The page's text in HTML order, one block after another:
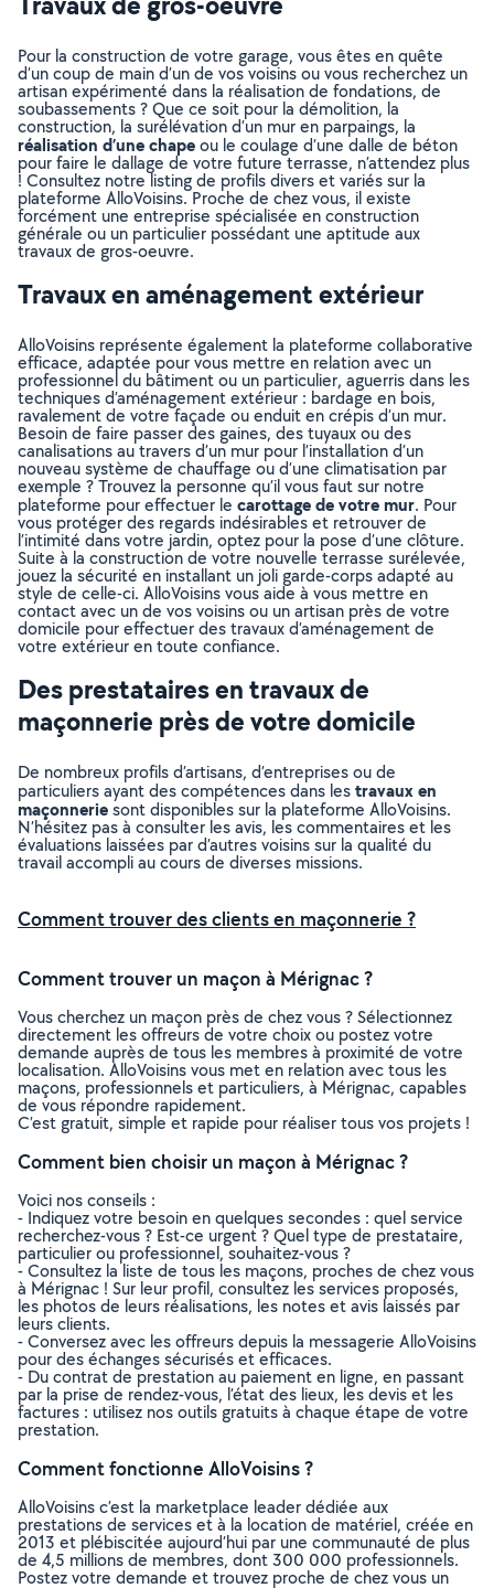
Pour la construction de votre garage, vous êtes en quête
d’un coup de main d’un de vos voisins ou vous recherchez un
artisan expérimenté dans la réalisation de fondations, de
soubassements ? Que ce soit pour la démolition, la
construction, la surélévation d’un mur en parpaings, la
réalisation d’une chapeou le coulage d’une dalle de béton
pour faire le dallage de votre future terrasse, n’attendez plus
! Consultez notre listing de profils divers et variés sur la
plateforme AlloVoisins. Proche de chez vous, il existe
forcément une entreprise spécialisée en construction
générale ou un particulier possédant une aptitude aux
travaux de gros-oeuvre.
Travaux en aménagement extérieur
AlloVoisins représente également la plateforme collaborative
efficace, adaptée pour vous mettre en relation avec un
professionnel du bâtiment ou un particulier, aguerris dans les
techniques d’aménagement extérieur : bardage en bois,
ravalement de votre façade ou enduit en crépis d’un mur.
Besoin de faire passer des gaines, des tuyaux ou des
canalisations au travers d’un mur pour l’installation d’un
nouveau système de chauffage ou d’une climatisation par
exemple ? Trouvez la personne qu’il vous faut sur notre
plateforme pour effectuer le carottage de votre mur. Pour
vous protéger des regards indésirables et retrouver de
l’intimité dans votre jardin, optez pour la pose d’une clôture.
Suite à la construction de votre nouvelle terrasse surélevée,
jouez la sécurité en installant un joli garde-corps adapté au
style de celle-ci. AlloVoisins vous aide à vous mettre en
contact avec un de vos voisins ou un artisan près de votre
domicile pour effectuer des travaux d’aménagement de
votre extérieur en toute confiance.
Des prestataires en travaux de
maçonnerie près de votre domicile
De nombreux profils d’artisans, d’entreprises ou de
particuliers ayant des compétences dans lestravaux en
maçonneriesont disponibles sur la plateforme AlloVoisins.
N’hésitez pas à consulter les avis, les commentaires et les
évaluations laissées par d’autres voisins sur la qualité du
travail accompli au cours de diverses missions.
Comment trouver des clients en maçonnerie ?
Comment trouver un maçon à Mérignac ?
Vous cherchez un maçon près de chez vous ? Sélectionnez
directement les offreurs de votre choix ou postez votre
demande auprès de tous les membres à proximité de votre
localisation. AlloVoisins vous met en relation avec tous les
maçons, professionnels et particuliers, à Mérignac, capables
de vous répondre rapidement.
C’est gratuit, simple et rapide pour réaliser tous vos projets !
Comment bien choisir un maçon à Mérignac ?
Voici nos conseils :
- Indiquez votre besoin en quelques secondes : quel service
recherchez-vous ? Est-ce urgent ? Quel type de prestataire,
particulier ou professionnel, souhaitez-vous ?
- Consultez la liste de tous les maçons, proches de chez vous
à Mérignac ! Sur leur profil, consultez les services proposés,
les photos de leurs réalisations, les notes et avis laissés par
leurs clients.
- Conversez avec les offreurs depuis la messagerie AlloVoisins
pour des échanges sécurisés et efficaces.
- Du contrat de prestation au paiement en ligne, en passant
par la prise de rendez-vous, l’état des lieux, les devis et les
factures : utilisez nos outils gratuits à chaque étape de votre
prestation.
Comment fonctionne AlloVoisins ?
AlloVoisins c’est la marketplace leader dédiée aux
prestations de services et à la location de matériel, créée en
2013 et plébiscitée aujourd’hui par une communauté de plus
de 4,5 millions de membres, dont 300 000 professionnels.
Postez votre demande et trouvez proche de chez vous un